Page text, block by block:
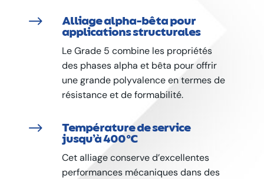
$ Alliage alpha-bêta pour
applications structurales
Le Grade 5 combine les propriétés
des phases alpha et bêta pour offrir
une grande polyvalence en termes de
résistance et de formabilité.
$ Température de service
jusqu’à 400 °C
Cet alliage conserve d’excellentes
performances mécaniques dans des